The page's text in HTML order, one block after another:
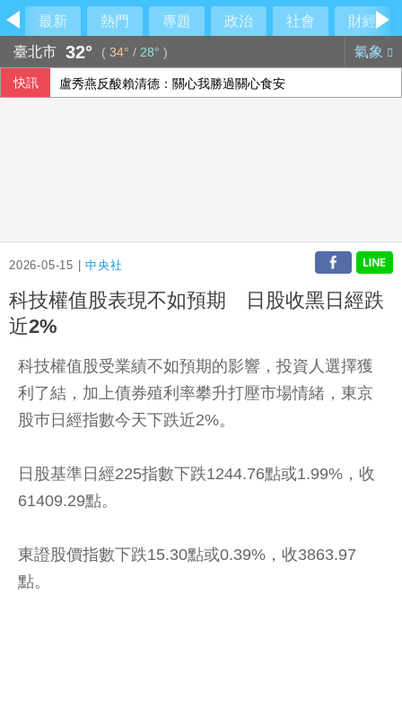
最新 熱門 專題 政治 社會
財經
臺北市 32° ( 34° / 28° ) 氣象
快訊 盧秀燕反酸賴清德：關心我勝過關心食安
2026-05-15 |中央社
科技權值股表現不如預期 日股收黑日經跌
近2%
科技權值股受業績不如預期的影響，投資人選擇獲
利了結，加上債券殖利率攀升打壓市場情緒，東京
股巿日經指數今天下跌近2%。
日股基準日經225指數下跌1244.76點或1.99%，收
61409.29點。
東證股價指數下跌15.30點或0.39%，收3863.97
點。